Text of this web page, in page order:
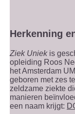
Herkenning
Ziek Uniekis
opleiding Roos
het Amsterdam
geboren met zes
zeldzame ziekte
manieren
een naam krijgt: